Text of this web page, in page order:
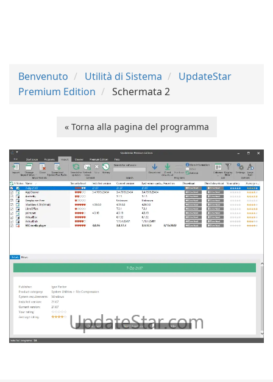
Benvenuto Utilità di Sistema
UpdateStar
Premium Edition
Schermata 2
« Torna alla pagina del programma